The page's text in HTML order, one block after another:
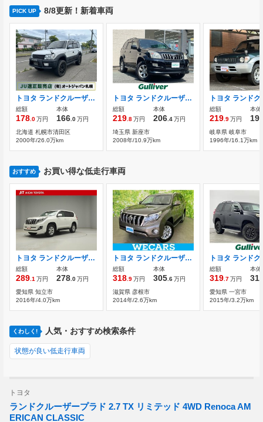
PICK UP 8/8更新！新着車両
トヨタ ランドクルーザープラド 3.0 TX リミテッド ディーゼルターボ 4WD
総額
178 .0万円
本体
166 .0万円
北海道 札幌市清田区
2000年/26.0万km
トヨタ ランドクルーザープラド 2.7 TXリミテッド 4WD 純HDDナビ/バックカメラ/ETC/キーレス
総額
219 .8万円
本体
206 .4万円
埼玉県 新座市
2008年/10.9万km
総額
219 .9万円
本体
岐阜県 岐阜市
1996年/16.1万km
おすすめ お買い得な低走行車両
トヨタ ランドクルーザープラド 2.7 TX 4WD モデリスタエアロキット
総額
289.1万円
本体
278.0万円
愛知県 知立市
2016年/4.0万km
トヨタ ランドクルーザープラド 4.0 TZ 4WD 純正 SDナビ/ヘッドランプ LED/USBジャック
総額
318.9万円
本体
305.6万円
滋賀県 彦根市
2014年/2.6万km
総額
319.7万円
本体
311
愛知県 一宮市
2015年/3.2万km
くわしく! 人気・おすすめ検索条件
状態が良い低走行車両
トヨタ
ランドクルーザープラド 2.7 TX リミテッド 4WD Renoca AM
ERICAN CLASSIC